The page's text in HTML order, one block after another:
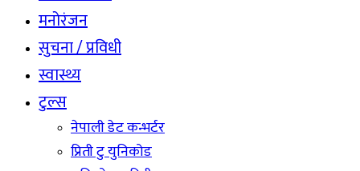
मनोरंजन
सुचना / प्रविधी
स्वास्थ्य
टुल्स
नेपाली डेट कन्भर्टर
प्रिती टु युनिकोड